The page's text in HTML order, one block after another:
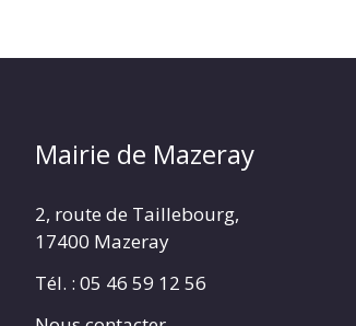
Mairie de Mazeray
2, route de Taillebourg,
17400 Mazeray
Tél. : 05 46 59 12 56